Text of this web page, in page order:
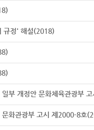
규정' 해설(2018)
일부 개정안 문화체육관광부
문화관광부 고시 제2000-8호